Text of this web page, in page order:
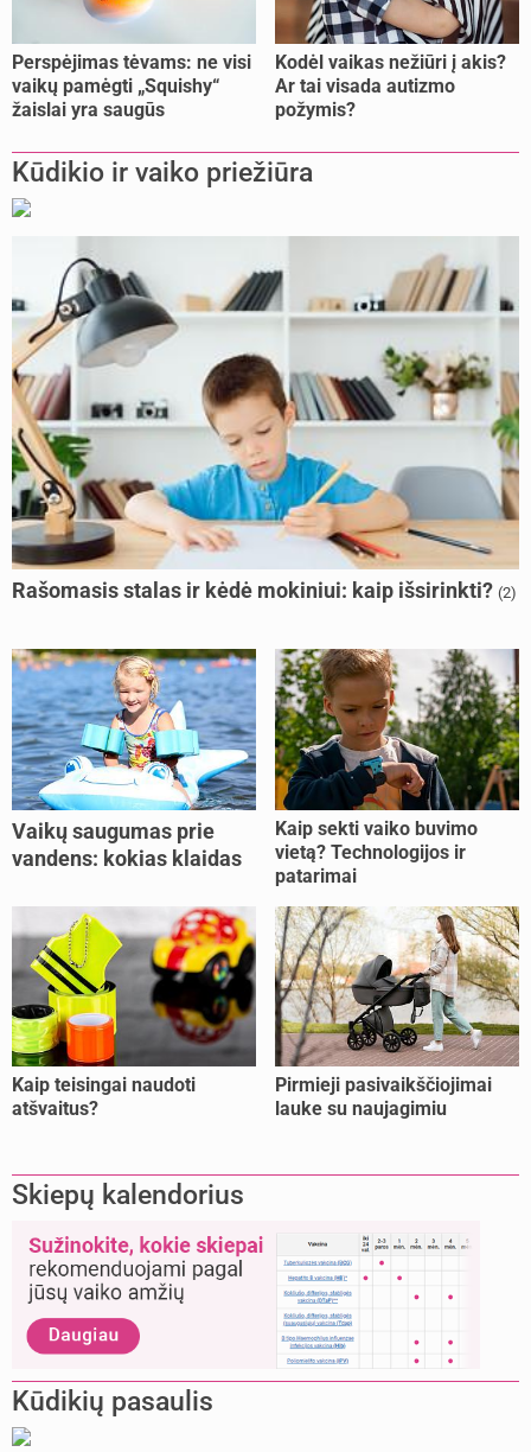
Perspėjimas tėvams: ne visi
vaikų pamėgti „Squishy“
žaislai yra saugūs
Kodėl vaikas nežiūri į akis?
Ar tai visada autizmo
požymis?
Kūdikio ir vaiko priežiūra
Rašomasis stalas ir kėdė mokiniui: kaip išsirinkti? (2)
Vaikų saugumas prie
vandens: kokias klaidas
Kaip sekti vaiko buvimo
vietą? Technologijos ir
patarimai
Kaip teisingai naudoti
atšvaitus?
Pirmieji pasivaikščiojimai
lauke su naujagimiu
Skiepų kalendorius
Kūdikių pasaulis